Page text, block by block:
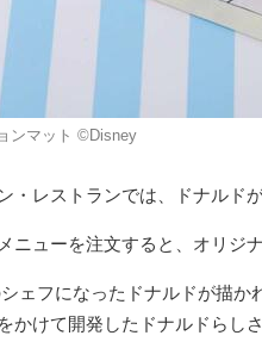
ンマット ©Disney
・レストランでは、ドナルド
ニューを注文すると、オリジ
ェフになったドナルドが描
かけて開発したドナルドらし